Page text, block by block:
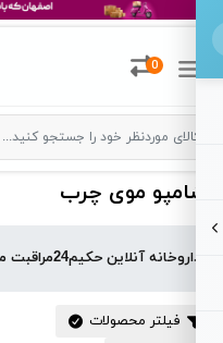
0
موی چرب
آنلاین حکیم24 مراقبت مو
فیلتر محصولات